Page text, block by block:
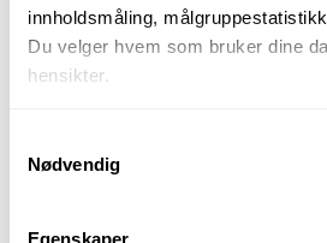
innholdsmåling,
Du velger hvem som bruker dine
hensikter.
Innhente informasjon om
Nødvendig
Egenskaper